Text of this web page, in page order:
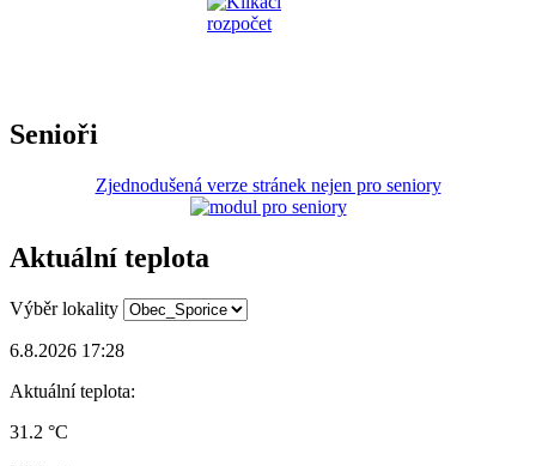
Senioři
Zjednodušená verze stránek nejen pro seniory
Aktuální teplota
Výběr lokality
6.8.2026 17:28
Aktuální teplota:
31.2 °C